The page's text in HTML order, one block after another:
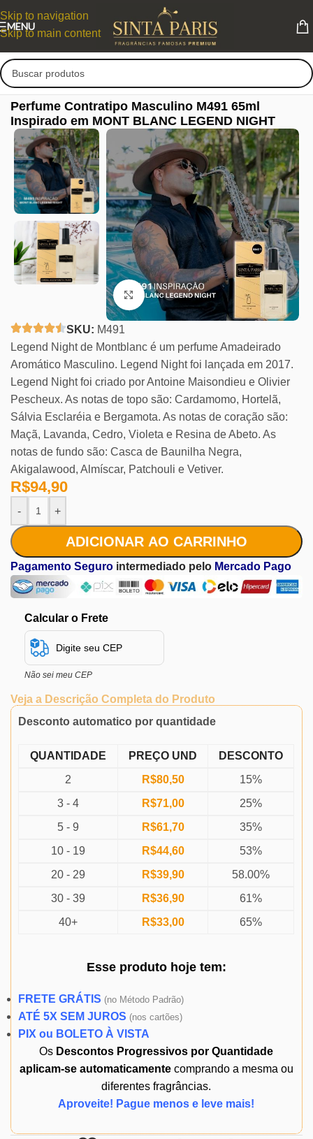
Skip to navigation
Skip to main content
MENU
Perfume Contratipo Masculino M491 65ml
Inspirado em MONT BLANC LEGEND NIGHT
Clique para ampliar
SKU: M491
Legend Night de Montblanc é um perfume Amadeirado
Aromático Masculino. Legend Night foi lançada em 2017.
Legend Night foi criado por Antoine Maisondieu e Olivier
Pescheux. As notas de topo são: Cardamomo, Hortelã,
Sálvia Esclaréia e Bergamota. As notas de coração são:
Maçã, Lavanda, Cedro, Violeta e Resina de Abeto. As
notas de fundo são: Casca de Baunilha Negra,
Akigalawood, Almíscar, Patchouli e Vetiver.
R$94,90
- +
ADICIONAR AO CARRINHO
Pagamento Seguro intermediado pelo Mercado Pago
Calcular o Frete
Não sei meu CEP
Veja a Descrição Completa do Produto
Desconto automatico por quantidade
QUANTIDADE PREÇO UND
DESCONTO
2
R$80,50
15%
3 - 4
R$71,00
25%
5 - 9
R$61,70
35%
10 - 19
R$44,60
53%
20 - 29
R$39,90
58.00%
30 - 39
R$36,90
61%
40+
R$33,00 65%
Esse produto hojetem:
FRETE GRÁTIS (no Método Padrão)
ATÉ 5X SEM JUROS (nos cartões)
PIX ou BOLETO À VISTA
Os Descontos Progressivos por Quantidade
aplicam-se automaticamentecomprando a mesma ou
diferentes fragrâncias.
Aproveite! Pague menos e leve mais!